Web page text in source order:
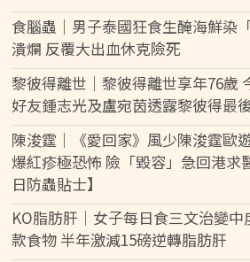
食腦蟲｜男子泰國狂食生醃海鮮染
潰爛 反覆大出血休克險死
黎彼得離世｜黎彼得離世享年76歲
好友鍾志光及盧宛茵透露黎彼得最
陳浚霆｜《愛回家》風少陳浚霆歐
爆紅疹極恐怖 險「毀容」急回港求
日防蟲貼士】
KO脂肪肝｜女子每日食三文治變
款食物 半年激減15磅逆轉脂肪肝